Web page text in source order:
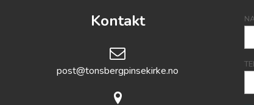
Kontakt
post@tonsbergpinsekirke.no